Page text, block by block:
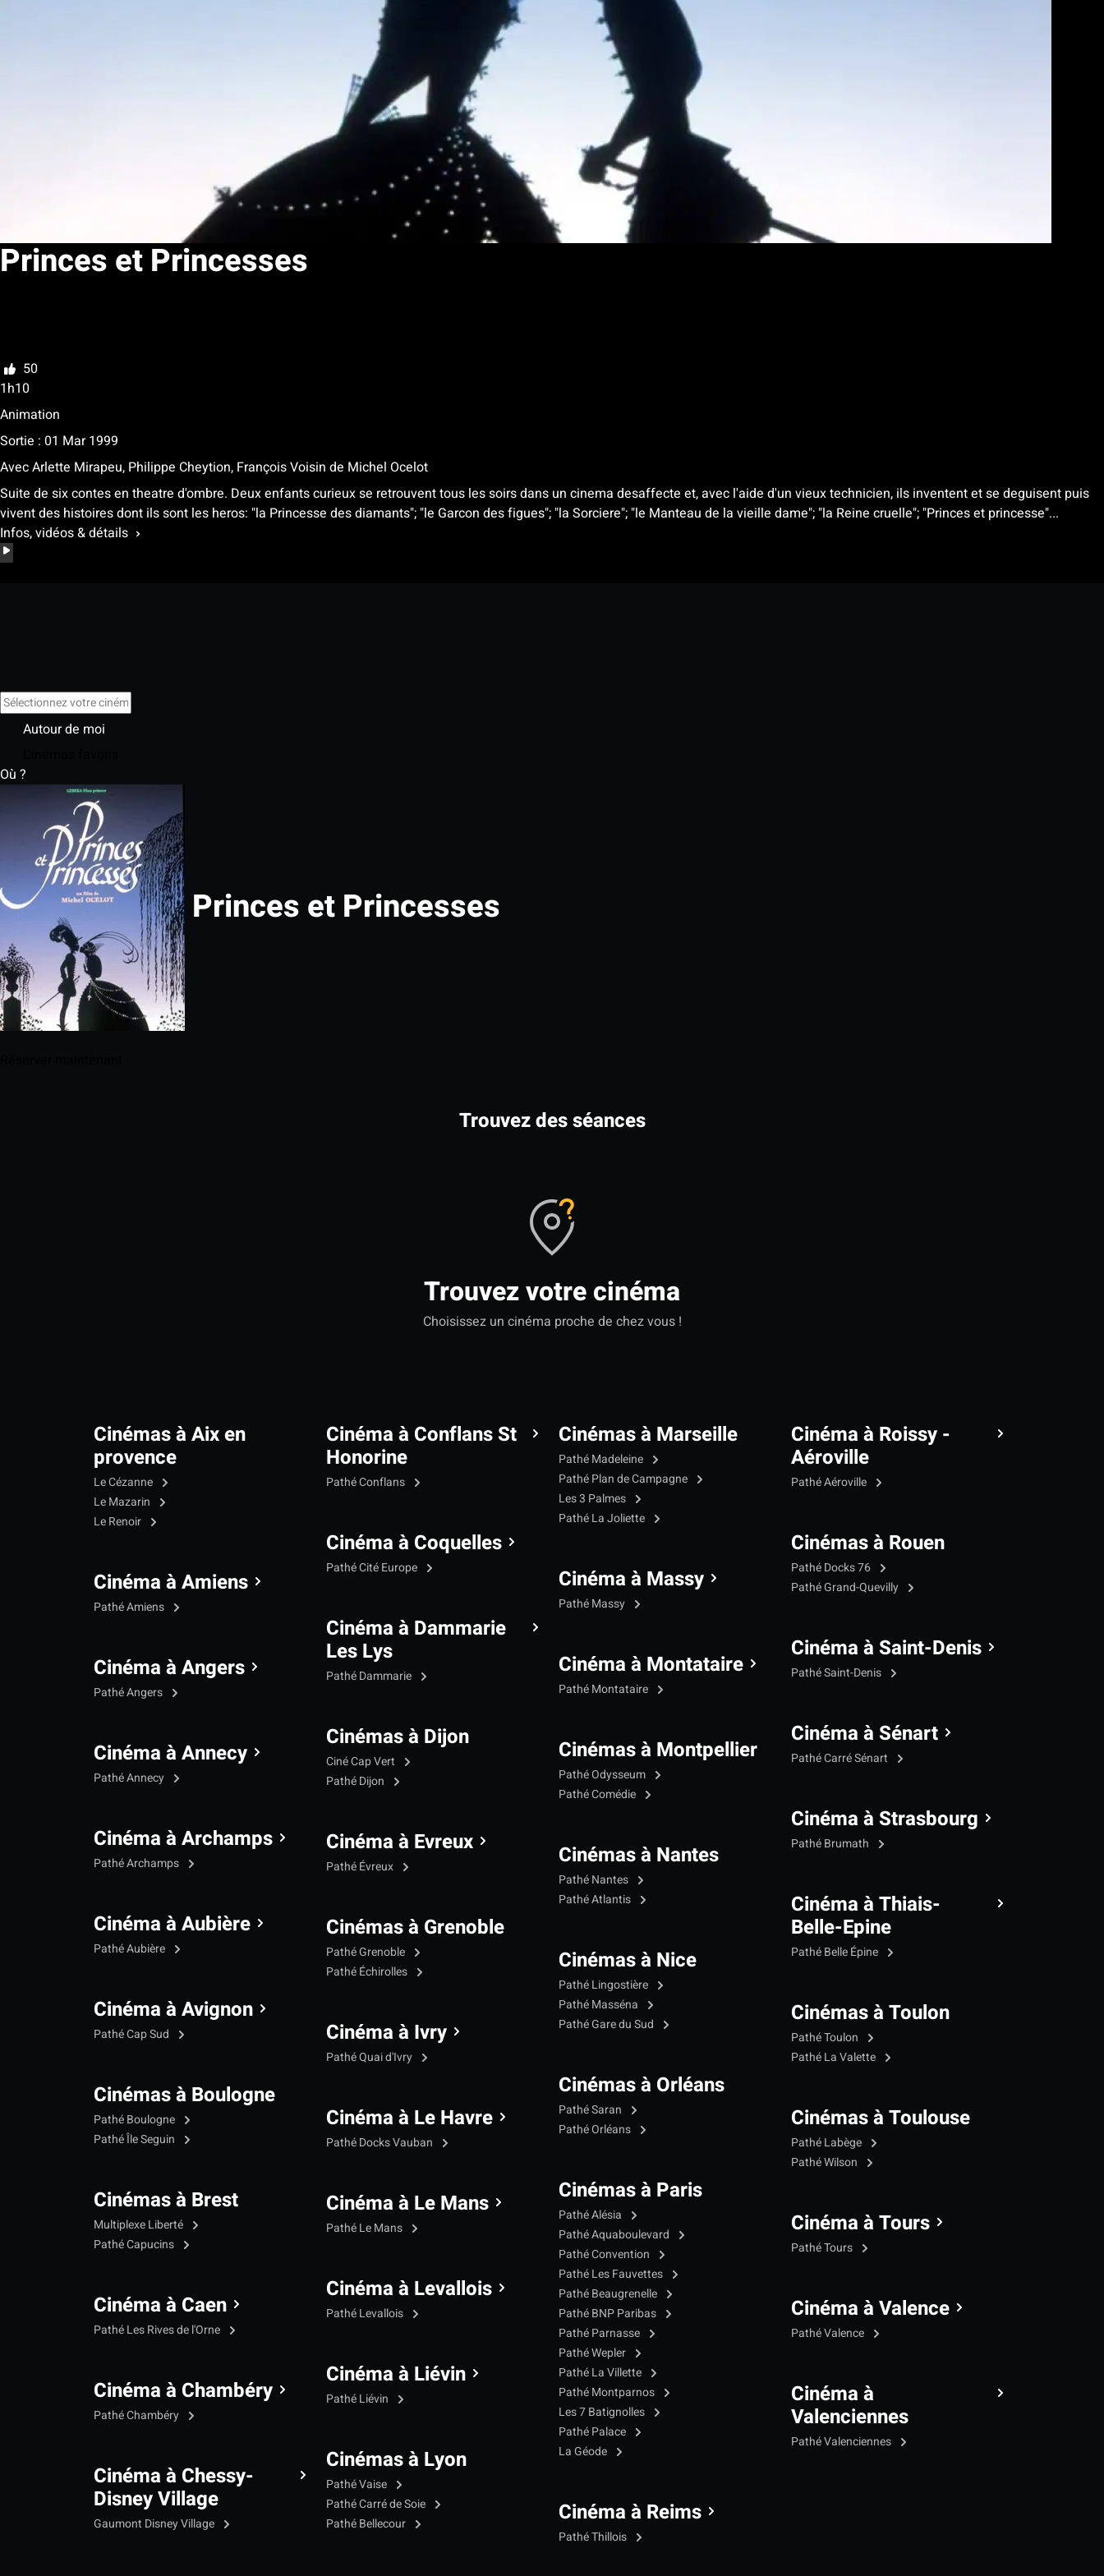
Princes et Princesses
50
1h10
Animation
Sortie : 01 Mar 1999
AvecArlette Mirapeu, Philippe Cheytion, François Voisin de Michel Ocelot
Suite de six contes en theatre d'ombre. Deux enfants curieux se retrouvent tous les soirs dans un cinema desaffecte et, avec l'aide d'un vieux technicien, ils inventent et se deguisent puis
vivent des histoires dont ils sont les heros: "la Princesse des diamants"; "le Garcon des figues"; "la Sorciere"; "le Manteau de la vieille dame"; "la Reine cruelle"; "Princes et princesse"...
Infos, vidéos & détails
Autour de moi
Où ?
Princes et Princesses
Trouvez des séances
Trouvez votre cinéma
Choisissez un cinéma proche de chez vous !
Cinémas à Aix en
provence
Le Cézanne
Le Mazarin
Le Renoir
Cinéma à Amiens
Pathé Amiens
Cinéma à Angers
Pathé Angers
Cinéma à Annecy
Pathé Annecy
Cinéma à Archamps
Pathé Archamps
Cinéma à Aubière
Pathé Aubière
Cinéma à Avignon
Pathé Cap Sud
Cinémas à Boulogne
Pathé Boulogne
Pathé Île Seguin
Cinémas à Brest
Multiplexe Liberté
Pathé Capucins
Cinéma à Caen
Pathé Les Rives de l'Orne
Cinéma à Chambéry
Pathé Chambéry
Cinéma à Chessy-
Disney Village
Gaumont Disney Village
Cinéma à Conflans St
Honorine
Pathé Conflans
Cinéma à Coquelles
Pathé Cité Europe
Cinéma à Dammarie
Les Lys
Pathé Dammarie
Cinémas à Dijon
Ciné Cap Vert
Pathé Dijon
Cinéma à Evreux
Pathé Évreux
Cinémas à Grenoble
Pathé Grenoble
Pathé Échirolles
Cinéma à Ivry
Pathé Quai d'Ivry
Cinéma à Le Havre
Pathé Docks Vauban
Cinéma à Le Mans
Pathé Le Mans
Cinéma à Levallois
Pathé Levallois
Cinéma à Liévin
Pathé Liévin
Cinémas à Lyon
Pathé Vaise
Pathé Carré de Soie
Pathé Bellecour
Cinémas à Marseille
Pathé Madeleine
Pathé Plan de Campagne
Les 3 Palmes
Pathé La Joliette
Cinéma à Massy
Pathé Massy
Cinéma à Montataire
Pathé Montataire
Cinémas à Montpellier
Pathé Odysseum
Pathé Comédie
Cinémas à Nantes
Pathé Nantes
Pathé Atlantis
Cinémas à Nice
Pathé Lingostière
Pathé Masséna
Pathé Gare du Sud
Cinémas à Orléans
Pathé Saran
Pathé Orléans
Cinémas à Paris
Pathé Alésia
Pathé Aquaboulevard
Pathé Convention
Pathé Les Fauvettes
Pathé Beaugrenelle
Pathé BNP Paribas
Pathé Parnasse
Pathé Wepler
Pathé La Villette
Pathé Montparnos
Les 7 Batignolles
Pathé Palace
La Géode
Cinéma à Reims
Pathé Thillois
Cinéma à Roissy -
Aéroville
Pathé Aéroville
Cinémas à Rouen
Pathé Docks 76
Pathé Grand-Quevilly
Cinéma à Saint-Denis
Pathé Saint-Denis
Cinéma à Sénart
Pathé Carré Sénart
Cinéma à Strasbourg
Pathé Brumath
Cinéma à Thiais-
Belle-Epine
Pathé Belle Épine
Cinémas à Toulon
Pathé Toulon
Pathé La Valette
Cinémas à Toulouse
Pathé Labège
Pathé Wilson
Cinéma à Tours
Pathé Tours
Cinéma à Valence
Pathé Valence
Cinéma à
Valenciennes
Pathé Valenciennes